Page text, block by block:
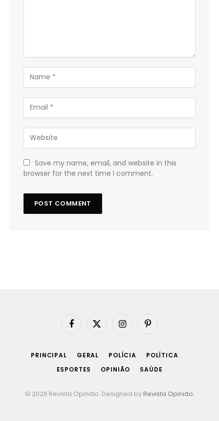
Save my name, email, and website in this
browser for the next time I comment.
Facebook
X
InstagramPinterest
PRINCIPAL GERAL POLÍCIA
POLÍTICA
ESPORTES
OPINIÃO SAÚDE
© 2026 Revista Opinião. Designed by Revista Opinião.